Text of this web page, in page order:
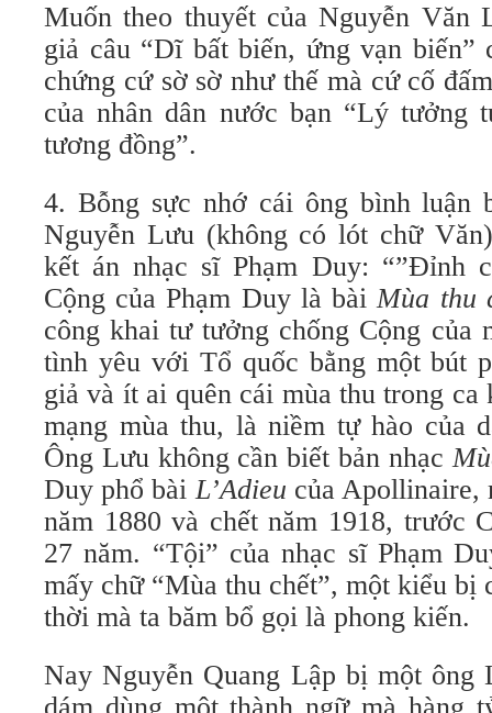
Muốn theo thuyết của Nguyễn Văn
giả câu “Dĩ bất biến, ứng vạn biến”
chứng cứ sờ sờ như thế mà cứ cố
của nhân dân nước bạn “Lý tưởng
tương đồng”.
4. Bỗng sực nhớ cái ông bình luận
Nguyễn Lưu (không có lót chữ
kết án nhạc sĩ Phạm Duy: “”Đỉnh
Cộng của Phạm Duy là bàiMùa thu
công khai tư tưởng chống Cộng của
tình yêu với Tổ quốc bằng một bút
giả và ít ai quên cái mùa thu trong ca
mạng mùa thu, là niềm tự hào của
Ông Lưu không cần biết bản nhạc
Duy phổ bàiL’Adieu của Apollinaire,
năm 1880 và chết năm 1918, trước
27 năm. “Tội” của nhạc sĩ Phạm
mấy chữ “Mùa thu chết”, một kiểu bị
thời mà ta băm bổ gọi là phong kiến.
Nay Nguyễn Quang Lập bị một ông